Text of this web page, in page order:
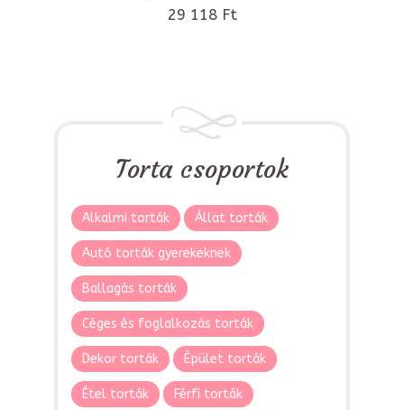
29 118 Ft
Torta csoportok
Alkalmi torták Állat torták
Autó torták gyerekeknek
Ballagás torták
Céges és foglalkozás torták
Dekor torták Épület torták
Étel torták Férfi torták